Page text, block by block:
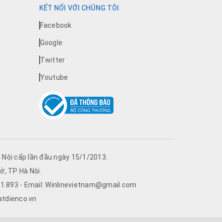
KẾT NỐI VỚI CHÚNG TÔI
Facebook
Google
Twitter
Youtube
cấp lần đầu ngày 15/1/2013.
TP Hà Nội.
- Email: Winlinevietnam@gmail.com